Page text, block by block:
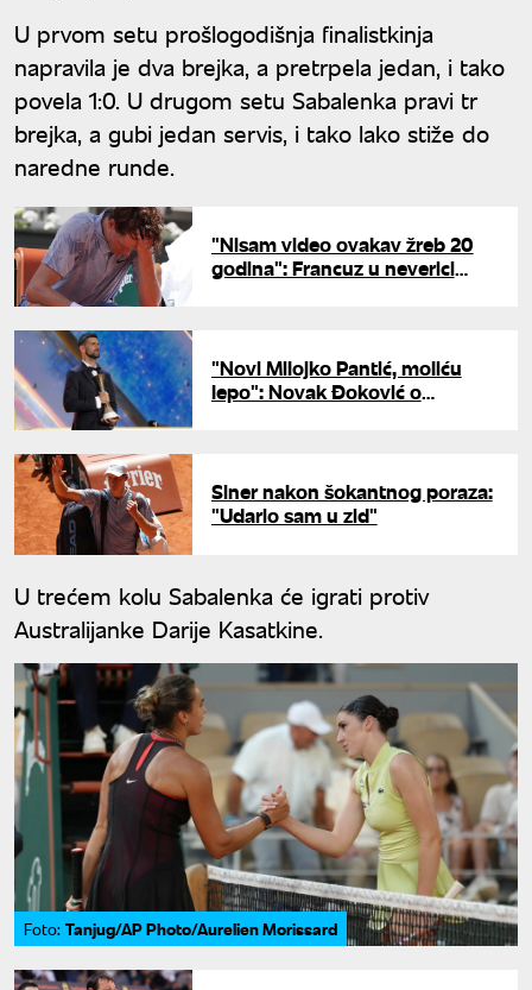
U prvom setu prošlogodišnja finalistkinja
napravila je dva brejka, a pretrpela jedan, i tako
povela 1:0. U drugom setu Sabalenka pravi tr
brejka, a gubi jedan servis, i tako lako stiže do
naredne runde.
"Nisam video ovakav žreb 20
godina": Francuz u neverici
"Novi Milojko Pantić, moliću
lepo": Novak Đoković o
Siner nakon šokantnog poraza:
"Udario sam u zid"
U trećem kolu Sabalenka će igrati protiv
Australijanke Darije Kasatkine.
Foto: Tanjug/AP Photo/Aurelien Morissard